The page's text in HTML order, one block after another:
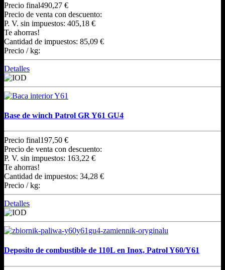
Precio final490,27 €
Precio de venta con descuento:
P. V. sin impuestos: 405,18 €
Te ahorras!
Cantidad de impuestos: 85,09 €
Precio / kg:
Detalles
Base de winch Patrol GR Y61 GU4
Precio final197,50 €
Precio de venta con descuento:
P. V. sin impuestos: 163,22 €
Te ahorras!
Cantidad de impuestos: 34,28 €
Precio / kg:
Detalles
Deposito de combustible de 110L en Inox, Patrol Y60/Y61